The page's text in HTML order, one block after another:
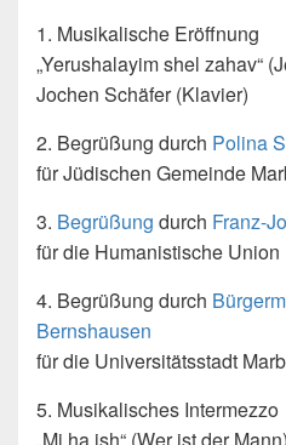
1. Musikalische Eröffnung
„Yerushalayim shel zahav“
Jochen Schäfer (Klavier)
2. Begrüßung durch Polina
für Jüdischen Gemeinde
3. Begrüßung durch Franz-
für die Humanistische Union
4. Begrüßung durch
Bernshausen
für die Universitätsstadt
5. Musikalisches Intermezzo
„Mi ha ish“ (Wer ist der Mann)